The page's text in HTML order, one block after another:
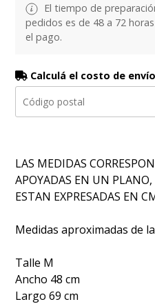
El tiempo de
pedidos es de 48 a 72
el pago.
Calculá el costo de envío
LAS MEDIDAS
APOYADAS EN UN PLANO,
ESTAN EXPRESADAS EN
Medidas aproximadas de
Talle M
Ancho 48 cm
Largo 69 cm